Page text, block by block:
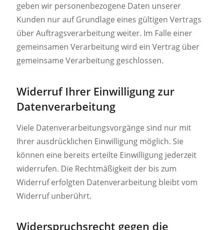
geben wir personenbezogene Daten unserer
Kunden nur auf Grundlage eines gültigen Vertrags
über Auftragsverarbeitung weiter. Im Falle einer
gemeinsamen Verarbeitung wird ein Vertrag über
gemeinsame Verarbeitung geschlossen.
Widerruf Ihrer Einwilligung zur
Datenverarbeitung
Viele Datenverarbeitungsvorgänge sind nur mit
Ihrer ausdrücklichen Einwilligung möglich. Sie
können eine bereits erteilte Einwilligung jederzeit
widerrufen. Die Rechtmäßigkeit der bis zum
Widerruf erfolgten Datenverarbeitung bleibt vom
Widerruf unberührt.
Widerspruchsrecht gegen die